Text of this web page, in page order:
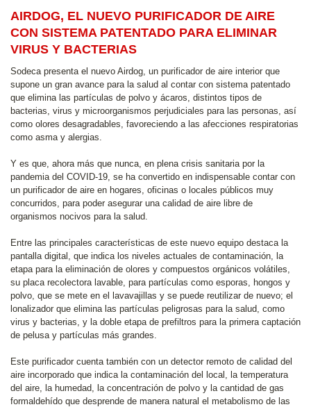
AIRDOG, EL NUEVO PURIFICADOR DE AIRE
CON SISTEMA PATENTADO PARA ELIMINAR
VIRUS Y BACTERIAS
Sodeca presenta el nuevo Airdog, un purificador de aire interior que
supone un gran avance para la salud al contar con sistema patentado
que elimina las partículas de polvo y ácaros, distintos tipos de
bacterias, virus y microorganismos perjudiciales para las personas, así
como olores desagradables, favoreciendo a las afecciones respiratorias
como asma y alergias.
Y es que, ahora más que nunca, en plena crisis sanitaria por la
pandemia del COVID-19, se ha convertido en indispensable contar con
un purificador de aire en hogares, oficinas o locales públicos muy
concurridos, para poder asegurar una calidad de aire libre de
organismos nocivos para la salud.
Entre las principales características de este nuevo equipo destaca la
pantalla digital, que indica los niveles actuales de contaminación, la
etapa para la eliminación de olores y compuestos orgánicos volátiles,
su placa recolectora lavable, para partículas como esporas, hongos y
polvo, que se mete en el lavavajillas y se puede reutilizar de nuevo; el
lonalizador que elimina las partículas peligrosas para la salud, como
virus y bacterias, y la doble etapa de prefiltros para la primera captación
de pelusa y partículas más grandes.
Este purificador cuenta también con un detector remoto de calidad del
aire incorporado que indica la contaminación del local, la temperatura
del aire, la humedad, la concentración de polvo y la cantidad de gas
formaldehído que desprende de manera natural el metabolismo de las